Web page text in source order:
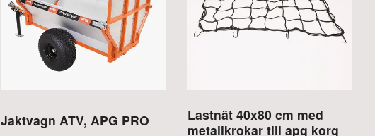
Jaktvagn ATV, APG PRO
Lastnät 40x80 cm med
metallkrokar till apg korg